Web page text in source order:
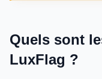
Quels sont
LuxFlag ?